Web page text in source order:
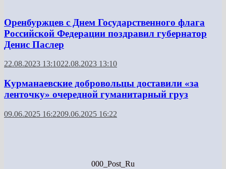
Оренбуржцев с Днем Государственного флага
Российской Федерации поздравил губернатор
Денис Паслер
22.08.2023 13:1022.08.2023 13:10
Курманаевские добровольцы доставили «за
ленточку» очередной гуманитарный груз
09.06.2025 16:2209.06.2025 16:22
000_Post_Ru